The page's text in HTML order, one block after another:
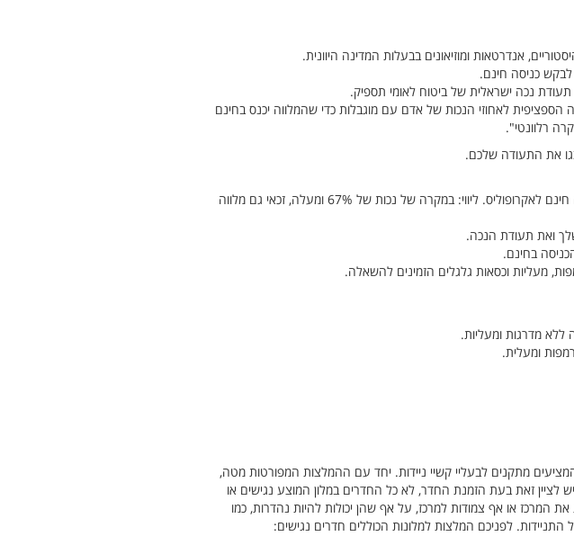
אנדרטאות ומוזיאונים בבעלות המדינה היוונית.
כניסה חינם.
נכה ישראלית של ביטוח לאומי תספיק.
הספציפית לאחוזי הנכות של אדם עם מוגבלות כדי שהמלווה יכנס בחינם
את התעודה שלכם.
כניסה חינם: לאנשים עם תעודת נכות המעידה על נכות של 67% ומעלה ניתנת כניסה חינם לאקרופוליס. ליווי: במקרה של נכות של 67% ומעלה, זכאי גם מלווה
ואת תעודת הנכה.
בחינם.
מעליות וכסאות גלגלים הזמינים להשאלה.
ללא מדרגות ומעליות.
ומעלית.
מתקנים לבעליי קשיי ניידות. יחד עם ההמלצות המפורטות מטה,
לציין זאת בעת הזמנת החדר, לא כל החדרים במלון המוצע נגישים או
המרכז או אף צמודות למרכז, על אף שהן יכולות להיות נהדרות, כמו
לפניכם המלצות למלונות הכוללים חדרים נגישים: